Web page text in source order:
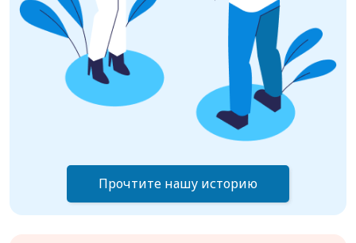
Прочтите нашу историю